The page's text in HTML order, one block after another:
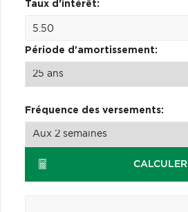
Taux d'intérêt:
Période d'amortissement:
Fréquence des versements:
CALCULER